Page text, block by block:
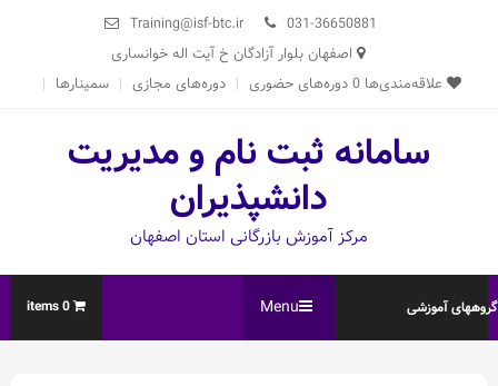
content
031-36650881
Training@isf-btc.ir
اصفهان بلوار آزادگان خ آیت اله خوانساری
علاقه‌مندی‌ها 0دوره‌های حضوری دوره‌های مجازی سمینارها
سامانه ثبت نام و مدیریت
دانشپذیران
مرکز آموزش بازرگانی استان اصفهان
گروههای آموزشی Menu
0 items